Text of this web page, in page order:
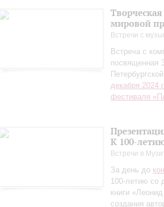
мировой
Встречи с
Встреча с
посвященная
декабря 2024
фестиваля
К 100-
Встречи в
За день до
100-летию со
книги
создания